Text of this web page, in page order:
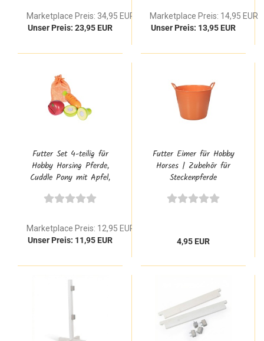
Marketplace Preis: 34,95 EUR
Unser Preis: 23,95 EUR
Marketplace Preis: 14,95 EUR
Unser Preis: 13,95 EUR
Futter Set 4-teilig für
Hobby Horsing Pferde,
Cuddle Pony mit Apfel,
Marketplace Preis: 12,95 EUR
Unser Preis: 11,95 EUR
Futter Eimer für Hobby
Horses | Zubehör für
Steckenpferde
4,95 EUR